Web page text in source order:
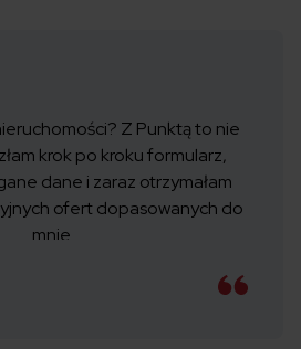
Z Punktą to nie
krok po kroku formularz,
dane i zaraz otrzymałam
ofert dopasowanych do
mnie.